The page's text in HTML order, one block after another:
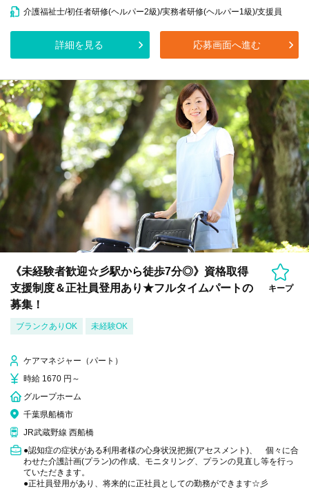
介護福祉士/初任者研修(ヘルパー2級)/実務者研修(ヘルパー1級)/支援員
詳細を見る 応募画面へ進む
《未経験者歓迎☆彡駅から徒歩7分◎》資格取得
支援制度＆正社員登用あり★フルタイムパートの
募集！
キープ
ブランクありOK 未経験OK
ケアマネジャー（パート）
時給 1670 円～
グループホーム
千葉県船橋市
JR武蔵野線 西船橋
●認知症の症状がある利用者様の心身状況把握(アセスメント)、 個々に合
わせた介護計画(プラン)の作成、モニタリング、プランの見直し等を行っ
ていただきます。
●正社員登用があり、将来的に正社員としての勤務ができます☆彡